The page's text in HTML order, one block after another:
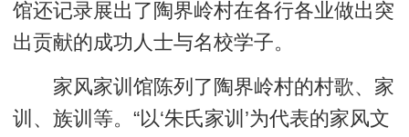
馆还记录展出了陶界岭村在各行各业做出突
出贡献的成功人士与名校学子。
家风家训馆陈列了陶界岭村的村歌、家
训、族训等。“以‘朱氏家训’为代表的家风文